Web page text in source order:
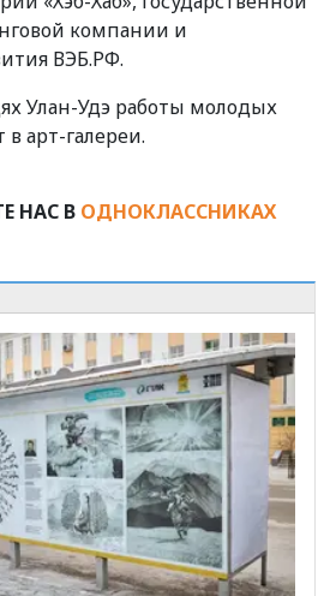
компании и
ВЭБ.РФ.
Улан-Удэ работы молодых
арт-галереи.
НАС В ОДНОКЛАССНИКАХ